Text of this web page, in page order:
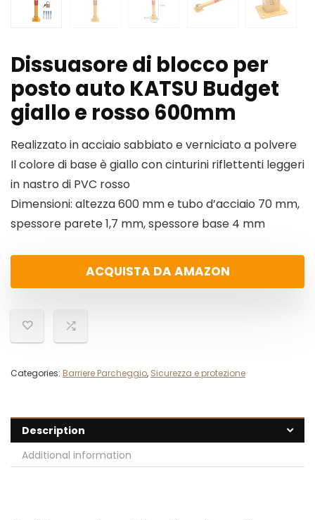
Dissuasore di blocco per
posto auto KATSU Budget
giallo e rosso 600mm
Realizzato in acciaio sabbiato e verniciato a polvere
Il colore di base è giallo con cinturini riflettenti leggeri
in nastro di PVC rosso
Dimensioni: altezza 600 mm e tubo d’acciaio 70 mm,
spessore parete 1,7 mm, spessore base 4 mm
ACQUISTA DA AMAZON
Categories: Barriere Parcheggio, Sicurezza e protezione
Description
Additional information